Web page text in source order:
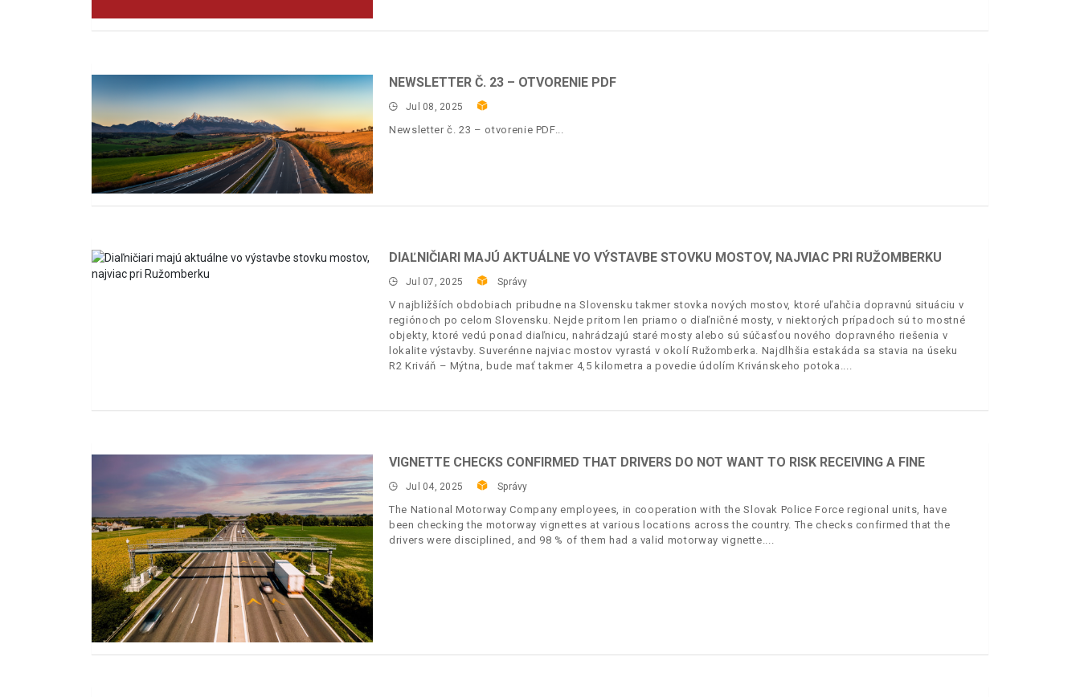
NEWSLETTER Č. 23 – OTVORENIE PDF
Jul 08, 2025
Newsletter č. 23 – otvorenie PDF
DIAĽNIČIARI MAJÚ AKTUÁLNE VO VÝSTAVBE STOVKU MOSTOV, NAJVIAC PRI RUŽOMBERKU
Jul 07, 2025 Správy
V najbližších obdobiach pribudne na Slovensku takmer stovka nových mostov, ktoré uľahčia dopravnú situáciu v
regiónoch po celom Slovensku. Nejde pritom len priamo o diaľničné mosty, v niektorých prípadoch sú to mostné
objekty, ktoré vedú ponad diaľnicu, nahrádzajú staré mosty alebo sú súčasťou nového dopravného riešenia v
lokalite výstavby. Suverénne najviac mostov vyrastá v okolí Ružomberka. Najdlhšia estakáda sa stavia na úseku
R2 Kriváň – Mýtna, bude mať takmer 4,5 kilometra a povedie údolím Krivánskeho potoka.
VIGNETTE CHECKS CONFIRMED THAT DRIVERS DO NOT WANT TO RISK RECEIVING A FINE
Jul 04, 2025 Správy
The National Motorway Company employees, in cooperation with the Slovak Police Force regional units, have
been checking the motorway vignettes at various locations across the country. The checks confirmed that the
drivers were disciplined, and 98 % of them had a valid motorway vignette.